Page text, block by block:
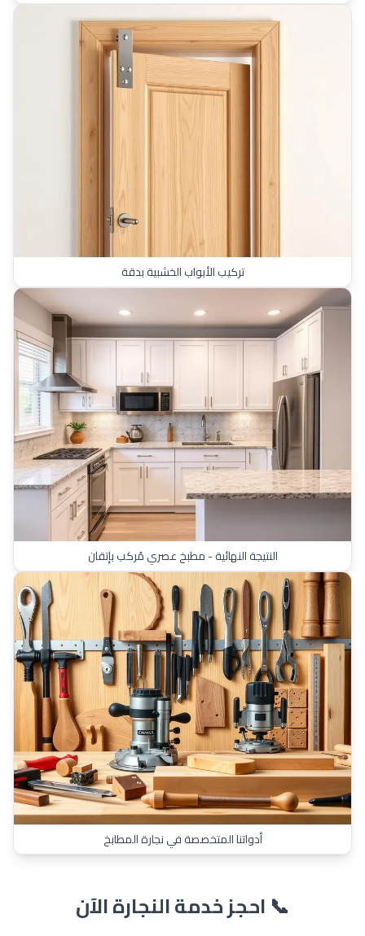
تركيب الأبواب الخشبية بدقة
النتيجة النهائية - مطبخ عصري مُركب بإتقان
أدواتنا المتخصصة في نجارة المطابخ
📞 احجز خدمة النجارة الآن